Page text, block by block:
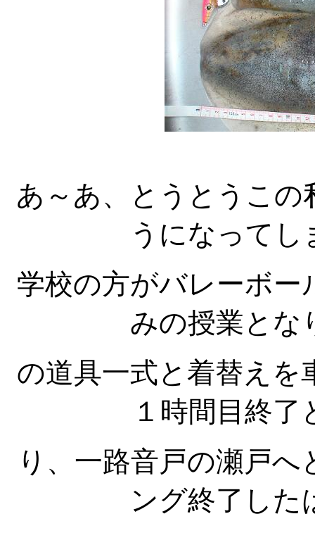
あ～あ、とうとうこ
うになってし
学校の方がバレーボー
みの授業とな
の道具一式と着替えを
１時間目終
り、一路音戸の瀬戸
ング終了した